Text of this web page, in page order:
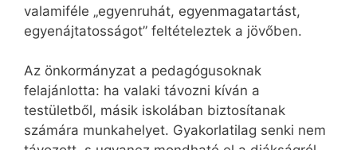
valamiféle „egyenruhát, egyenmagatartást,
egyenájtatosságot” feltételeztek a jövőben.
Az önkormányzat a pedagógusoknak
felajánlotta: ha valaki távozni kíván a
testületből, másik iskolában biztosítanak
számára munkahelyet. Gyakorlatilag senki nem